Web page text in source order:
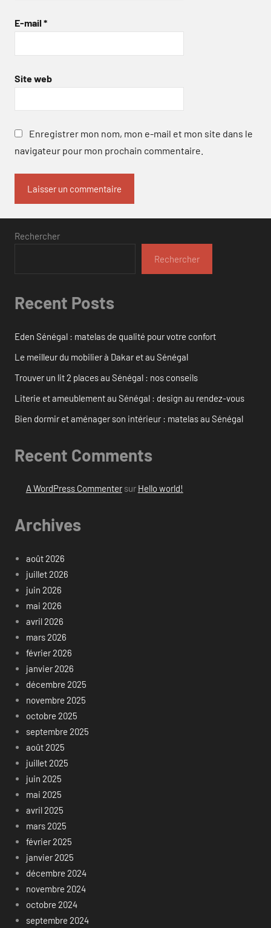
E-mail *
Site web
Enregistrer mon nom, mon e-mail et mon site dans le
navigateur pour mon prochain commentaire.
Rechercher
Rechercher
Recent Posts
Eden Sénégal : matelas de qualité pour votre confort
Le meilleur du mobilier à Dakar et au Sénégal
Trouver un lit 2 places au Sénégal : nos conseils
Literie et ameublement au Sénégal : design au rendez-vous
Bien dormir et aménager son intérieur : matelas au Sénégal
Recent Comments
A WordPress Commentersur Hello world!
Archives
août 2026
juillet 2026
juin 2026
mai 2026
avril 2026
mars 2026
février 2026
janvier 2026
décembre 2025
novembre 2025
octobre 2025
septembre 2025
août 2025
juillet 2025
juin 2025
mai 2025
avril 2025
mars 2025
février 2025
janvier 2025
décembre 2024
novembre 2024
octobre 2024
septembre 2024